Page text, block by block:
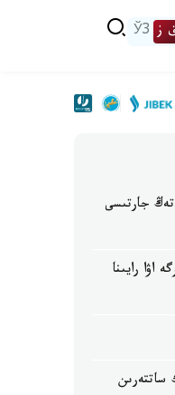
ز ЎЗ
تەڭ جارتىسى
داۋىل: 16 وڭىرگە اۋا رايىنا
ساتتەرىن